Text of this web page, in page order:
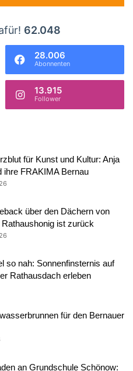
62.048
28.006
Abonnenten
13.915
Follower
für Kunst und Kultur: Anja
ihre FRAKIMA Bernau
über den Dächern von
ist zurück
so nah: Sonnenfinsternis auf
Rathausdach erleben
für den Bernauer
an Grundschule Schönow: